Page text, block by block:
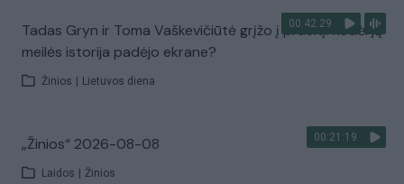
00:42:29
Tadas Gryn ir Toma Vaškevičiūtė grįžo į praeitį: kodėl jų
meilės istorija padėjo ekrane?
Žinios Lietuvos diena
00:21:19
„Žinios“ 2026-08-08
Laidos Žinios